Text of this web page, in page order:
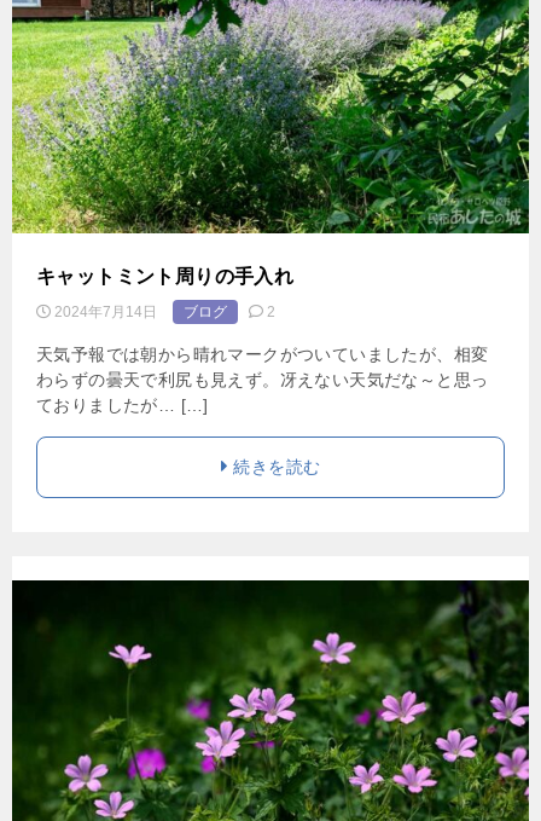
キャットミント周りの手入れ
2024年7月14日 ブログ 2
天気予報では朝から晴れマークがついていましたが、相変
わらずの曇天で利尻も見えず。冴えない天気だな～と思っ
ておりましたが… […]
続きを読む